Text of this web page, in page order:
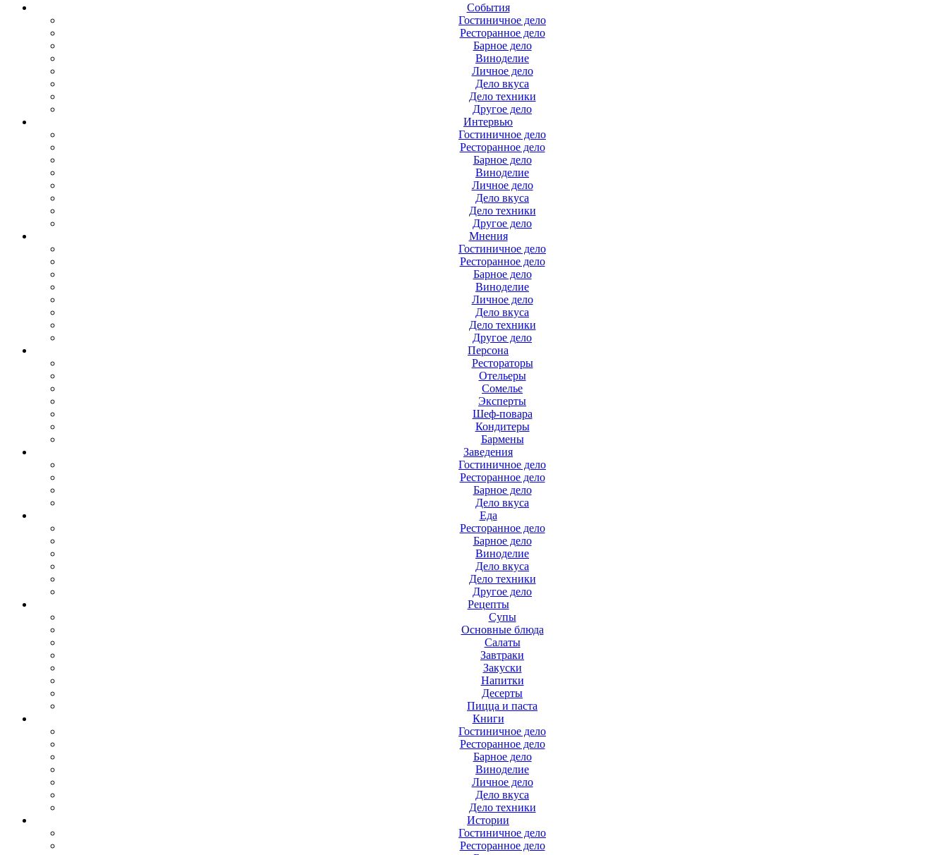
События
Гостиничное дело
Ресторанное дело
Барное дело
Виноделие
Личное дело
Дело вкуса
Дело техники
Другое дело
Интервью
Гостиничное дело
Ресторанное дело
Барное дело
Виноделие
Личное дело
Дело вкуса
Дело техники
Другое дело
Мнения
Гостиничное дело
Ресторанное дело
Барное дело
Виноделие
Личное дело
Дело вкуса
Дело техники
Другое дело
Персона
Рестораторы
Отельеры
Сомелье
Эксперты
Шеф-повара
Кондитеры
Бармены
Заведения
Гостиничное дело
Ресторанное дело
Барное дело
Дело вкуса
Еда
Ресторанное дело
Барное дело
Виноделие
Дело вкуса
Дело техники
Другое дело
Рецепты
Супы
Основные блюда
Салаты
Завтраки
Закуски
Напитки
Десерты
Пицца и паста
Книги
Гостиничное дело
Ресторанное дело
Барное дело
Виноделие
Личное дело
Дело вкуса
Дело техники
Истории
Гостиничное дело
Ресторанное дело